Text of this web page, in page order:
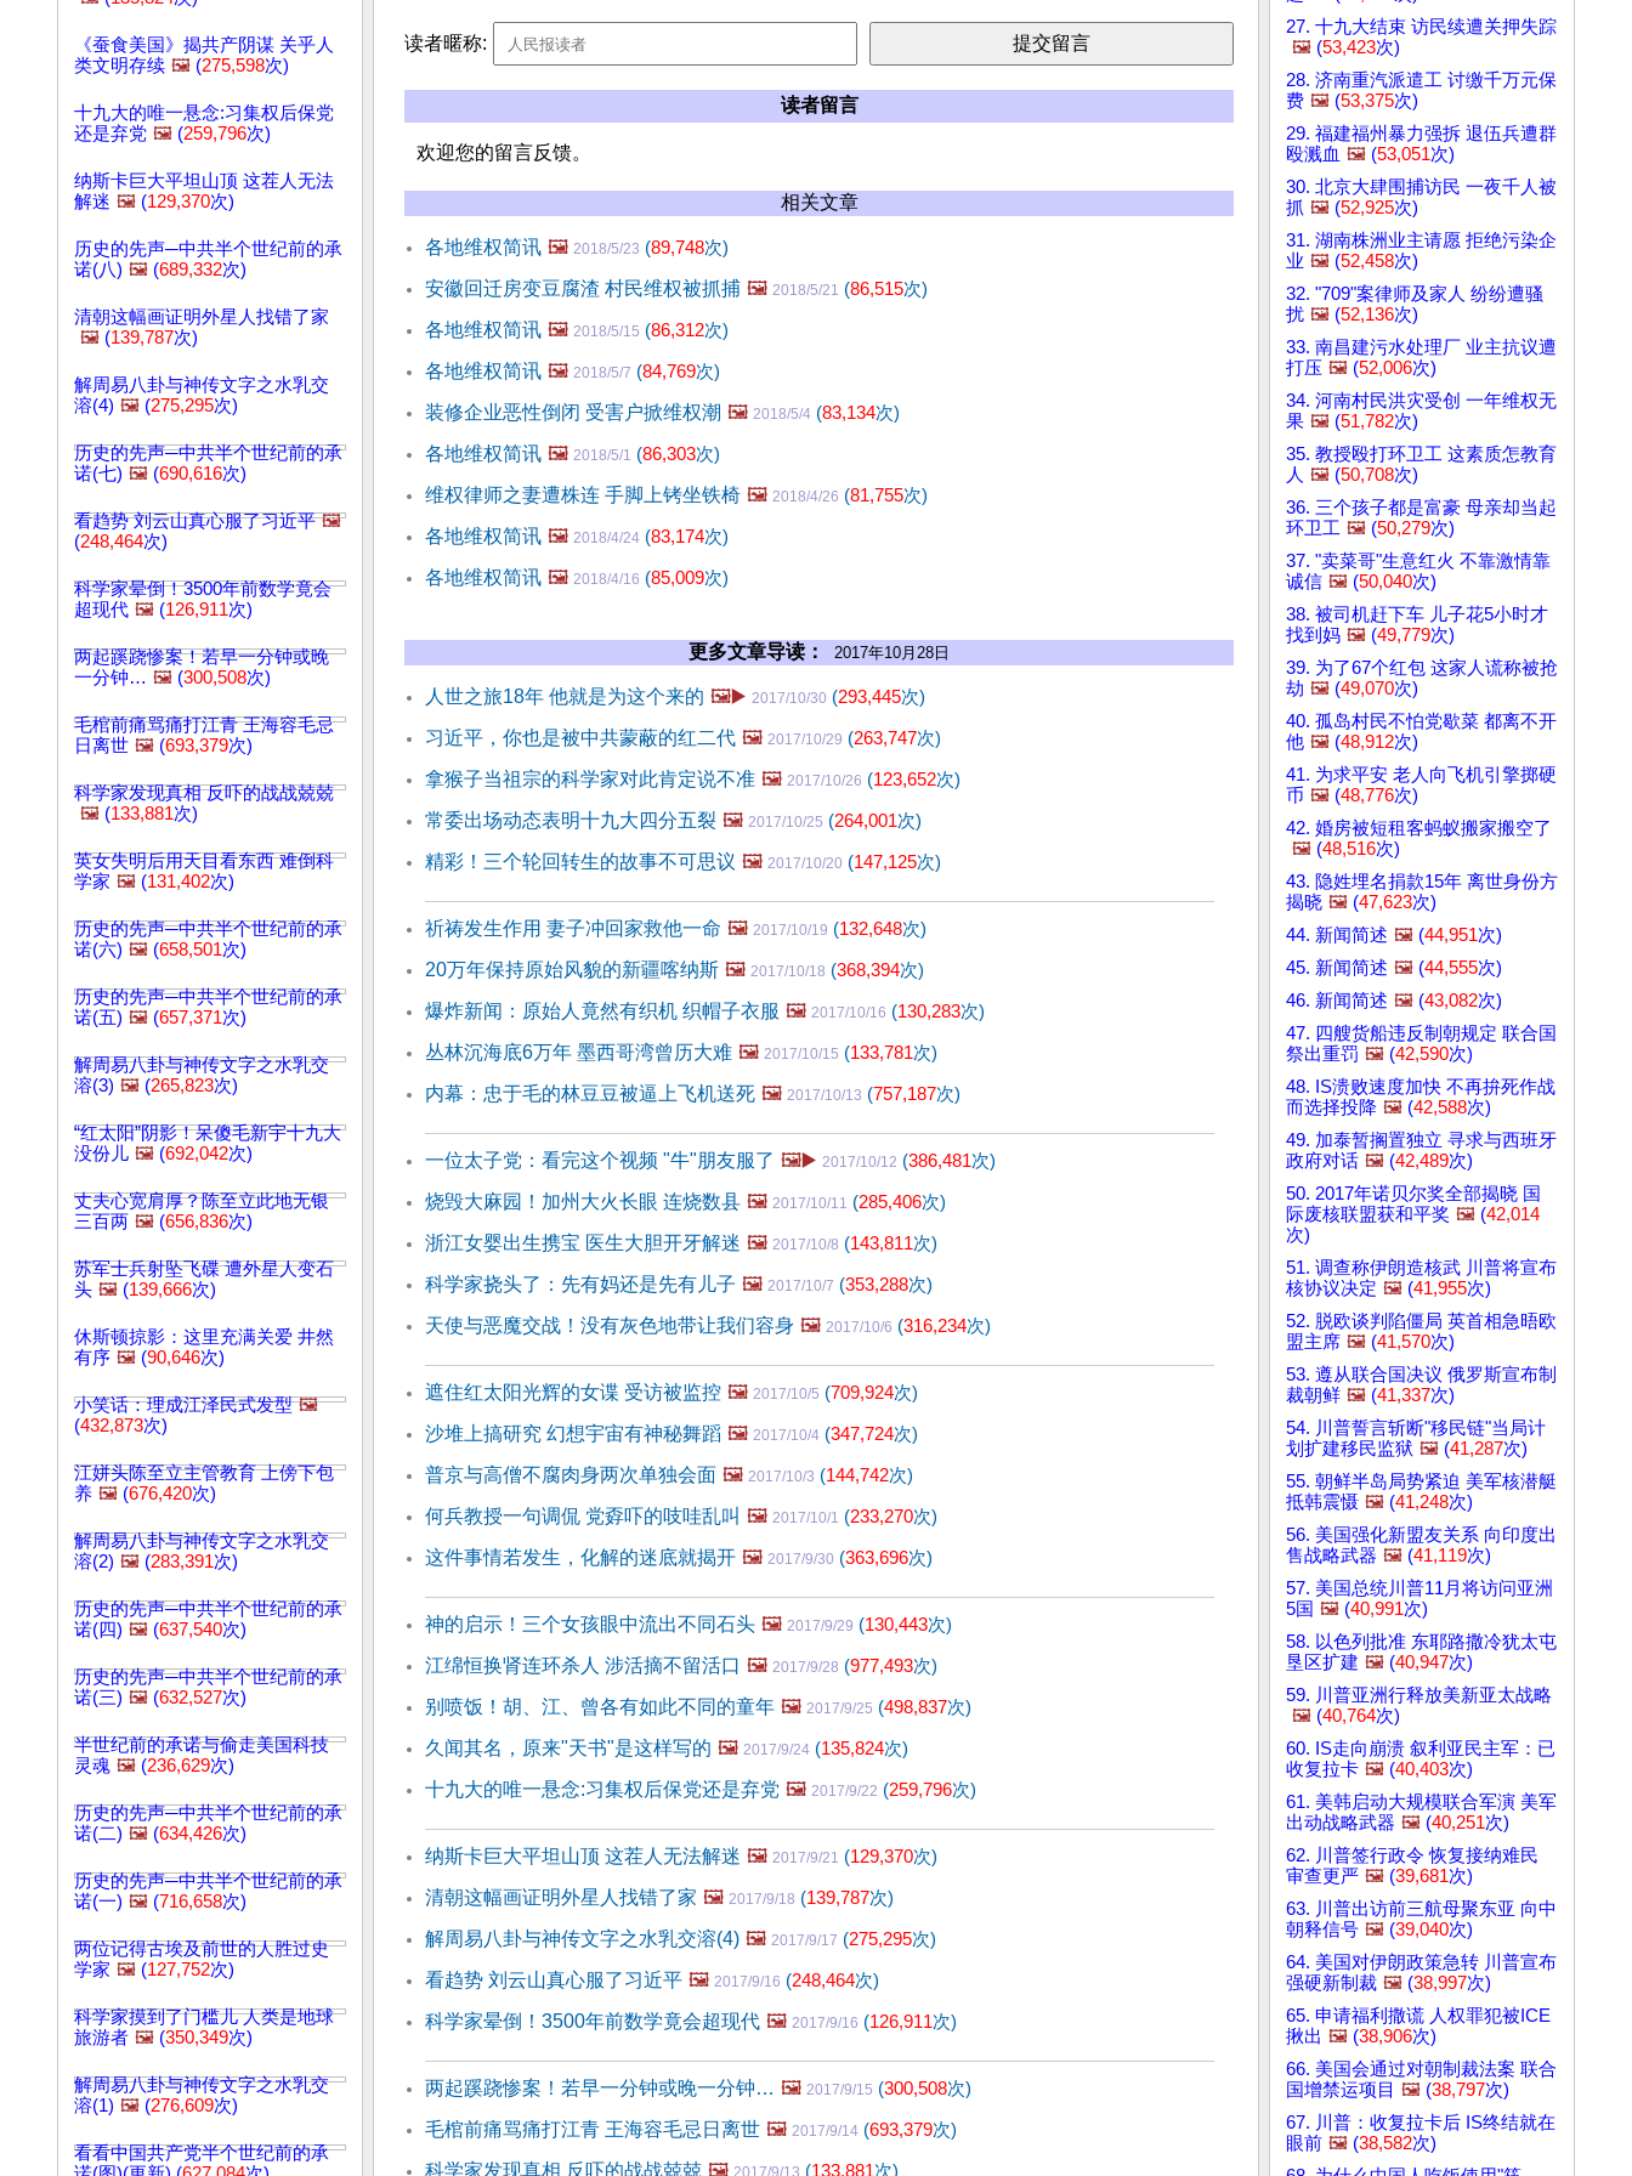
《蚕食美国》揭共产阴谋 关乎人
类文明存续 🖼️ (275,598次)
十九大的唯一悬念:习集权后保党
还是弃党 🖼️ (259,796次)
纳斯卡巨大平坦山顶 这茬人无法
解迷 🖼️ (129,370次)
历史的先声─中共半个世纪前的承
诺(八) 🖼️ (689,332次)
清朝这幅画证明外星人找错了家
🖼️ (139,787次)
解周易八卦与神传文字之水乳交
溶(4) 🖼️ (275,295次)
历史的先声─中共半个世纪前的承
诺(七) 🖼️ (690,616次)
看趋势 刘云山真心服了习近平 🖼️
(248,464次)
科学家晕倒！3500年前数学竟会
超现代 🖼️ (126,911次)
两起蹊跷惨案！若早一分钟或晚
一分钟… 🖼️ (300,508次)
毛棺前痛骂痛打江青 王海容毛忌
日离世 🖼️ (693,379次)
科学家发现真相 反吓的战战兢兢
🖼️ (133,881次)
英女失明后用天目看东西 难倒科
学家 🖼️ (131,402次)
历史的先声─中共半个世纪前的承
诺(六) 🖼️ (658,501次)
历史的先声─中共半个世纪前的承
诺(五) 🖼️ (657,371次)
解周易八卦与神传文字之水乳交
溶(3) 🖼️ (265,823次)
“红太阳”阴影！呆傻毛新宇十九大
没份儿 🖼️ (692,042次)
丈夫心宽肩厚？陈至立此地无银
三百两 🖼️ (656,836次)
苏军士兵射坠飞碟 遭外星人变石
头 🖼️ (139,666次)
休斯顿掠影：这里充满关爱 井然
有序 🖼️ (90,646次)
小笑话：理成江泽民式发型 🖼️
(432,873次)
江姘头陈至立主管教育 上傍下包
养 🖼️ (676,420次)
解周易八卦与神传文字之水乳交
溶(2) 🖼️ (283,391次)
历史的先声─中共半个世纪前的承
诺(四) 🖼️ (637,540次)
历史的先声─中共半个世纪前的承
诺(三) 🖼️ (632,527次)
半世纪前的承诺与偷走美国科技
灵魂 🖼️ (236,629次)
历史的先声─中共半个世纪前的承
诺(二) 🖼️ (634,426次)
历史的先声─中共半个世纪前的承
诺(一) 🖼️ (716,658次)
两位记得古埃及前世的人胜过史
学家 🖼️ (127,752次)
科学家摸到了门槛儿 人类是地球
旅游者 🖼️ (350,349次)
解周易八卦与神传文字之水乳交
溶(1) 🖼️ (276,609次)
看看中国共产党半个世纪前的承
读者暱称:
读者留言
欢迎您的留言反馈。
相关文章
各地维权简讯 🖼️ 2018/5/23 (89,748次)
安徽回迁房变豆腐渣 村民维权被抓捕 🖼️ 2018/5/21 (86,515次)
各地维权简讯 🖼️ 2018/5/15 (86,312次)
各地维权简讯 🖼️ 2018/5/7 (84,769次)
装修企业恶性倒闭 受害户掀维权潮 🖼️ 2018/5/4 (83,134次)
各地维权简讯 🖼️ 2018/5/1 (86,303次)
维权律师之妻遭株连 手脚上铐坐铁椅 🖼️ 2018/4/26 (81,755次)
各地维权简讯 🖼️ 2018/4/24 (83,174次)
各地维权简讯 🖼️ 2018/4/16 (85,009次)
更多文章导读： 2017年10月28日
人世之旅18年 他就是为这个来的 🖼️▶️ 2017/10/30 (293,445次)
习近平，你也是被中共蒙蔽的红二代 🖼️ 2017/10/29 (263,747次)
拿猴子当祖宗的科学家对此肯定说不准 🖼️ 2017/10/26 (123,652次)
常委出场动态表明十九大四分五裂 🖼️ 2017/10/25 (264,001次)
精彩！三个轮回转生的故事不可思议 🖼️ 2017/10/20 (147,125次)
祈祷发生作用 妻子冲回家救他一命 🖼️ 2017/10/19 (132,648次)
20万年保持原始风貌的新疆喀纳斯 🖼️ 2017/10/18 (368,394次)
爆炸新闻：原始人竟然有织机 织帽子衣服 🖼️ 2017/10/16 (130,283次)
丛林沉海底6万年 墨西哥湾曾历大难 🖼️ 2017/10/15 (133,781次)
内幕：忠于毛的林豆豆被逼上飞机送死 🖼️ 2017/10/13 (757,187次)
一位太子党：看完这个视频 "牛"朋友服了 🖼️▶️ 2017/10/12 (386,481次)
烧毁大麻园！加州大火长眼 连烧数县 🖼️ 2017/10/11 (285,406次)
浙江女婴出生携宝 医生大胆开牙解迷 🖼️ 2017/10/8 (143,811次)
科学家挠头了：先有妈还是先有儿子 🖼️ 2017/10/7 (353,288次)
天使与恶魔交战！没有灰色地带让我们容身 🖼️ 2017/10/6 (316,234次)
遮住红太阳光辉的女谍 受访被监控 🖼️ 2017/10/5 (709,924次)
沙堆上搞研究 幻想宇宙有神秘舞蹈 🖼️ 2017/10/4 (347,724次)
普京与高僧不腐肉身两次单独会面 🖼️ 2017/10/3 (144,742次)
何兵教授一句调侃 党孬吓的吱哇乱叫 🖼️ 2017/10/1 (233,270次)
这件事情若发生，化解的迷底就揭开 🖼️ 2017/9/30 (363,696次)
神的启示！三个女孩眼中流出不同石头 🖼️ 2017/9/29 (130,443次)
江绵恒换肾连环杀人 涉活摘不留活口 🖼️ 2017/9/28 (977,493次)
别喷饭！胡、江、曾各有如此不同的童年 🖼️ 2017/9/25 (498,837次)
久闻其名，原来"天书"是这样写的 🖼️ 2017/9/24 (135,824次)
十九大的唯一悬念:习集权后保党还是弃党 🖼️ 2017/9/22 (259,796次)
纳斯卡巨大平坦山顶 这茬人无法解迷 🖼️ 2017/9/21 (129,370次)
清朝这幅画证明外星人找错了家 🖼️ 2017/9/18 (139,787次)
解周易八卦与神传文字之水乳交溶(4) 🖼️ 2017/9/17 (275,295次)
看趋势 刘云山真心服了习近平 🖼️ 2017/9/16 (248,464次)
科学家晕倒！3500年前数学竟会超现代 🖼️ 2017/9/16 (126,911次)
两起蹊跷惨案！若早一分钟或晚一分钟… 🖼️ 2017/9/15 (300,508次)
毛棺前痛骂痛打江青 王海容毛忌日离世 🖼️ 2017/9/14 (693,379次)
科学家发现真相 反吓的战战兢兢 🖼️ 2017/9/13 (133,881次)
27. 十九大结束 访民续遭关押失踪
🖼️ (53,423次)
28. 济南重汽派遣工 讨缴千万元保
费 🖼️ (53,375次)
29. 福建福州暴力强拆 退伍兵遭群
殴溅血 🖼️ (53,051次)
30. 北京大肆围捕访民 一夜千人被
抓 🖼️ (52,925次)
31. 湖南株洲业主请愿 拒绝污染企
业 🖼️ (52,458次)
32. "709"案律师及家人 纷纷遭骚
扰 🖼️ (52,136次)
33. 南昌建污水处理厂 业主抗议遭
打压 🖼️ (52,006次)
34. 河南村民洪灾受创 一年维权无
果 🖼️ (51,782次)
35. 教授殴打环卫工 这素质怎教育
人 🖼️ (50,708次)
36. 三个孩子都是富豪 母亲却当起
环卫工 🖼️ (50,279次)
37. "卖菜哥"生意红火 不靠激情靠
诚信 🖼️ (50,040次)
38. 被司机赶下车 儿子花5小时才
找到妈 🖼️ (49,779次)
39. 为了67个红包 这家人谎称被抢
劫 🖼️ (49,070次)
40. 孤岛村民不怕党歇菜 都离不开
他 🖼️ (48,912次)
41. 为求平安 老人向飞机引擎掷硬
币 🖼️ (48,776次)
42. 婚房被短租客蚂蚁搬家搬空了
🖼️ (48,516次)
43. 隐姓埋名捐款15年 离世身份方
揭晓 🖼️ (47,623次)
44. 新闻简述 🖼️ (44,951次)
45. 新闻简述 🖼️ (44,555次)
46. 新闻简述 🖼️ (43,082次)
47. 四艘货船违反制朝规定 联合国
祭出重罚 🖼️ (42,590次)
48. IS溃败速度加快 不再拚死作战
而选择投降 🖼️ (42,588次)
49. 加泰暂搁置独立 寻求与西班牙
政府对话 🖼️ (42,489次)
50. 2017年诺贝尔奖全部揭晓 国
际废核联盟获和平奖 🖼️ (42,014
次)
51. 调查称伊朗造核武 川普将宣布
核协议决定 🖼️ (41,955次)
52. 脱欧谈判陷僵局 英首相急晤欧
盟主席 🖼️ (41,570次)
53. 遵从联合国决议 俄罗斯宣布制
裁朝鲜 🖼️ (41,337次)
54. 川普誓言斩断"移民链"当局计
划扩建移民监狱 🖼️ (41,287次)
55. 朝鲜半岛局势紧迫 美军核潜艇
抵韩震慑 🖼️ (41,248次)
56. 美国强化新盟友关系 向印度出
售战略武器 🖼️ (41,119次)
57. 美国总统川普11月将访问亚洲
5国 🖼️ (40,991次)
58. 以色列批准 东耶路撒冷犹太屯
垦区扩建 🖼️ (40,947次)
59. 川普亚洲行释放美新亚太战略
🖼️ (40,764次)
60. IS走向崩溃 叙利亚民主军：已
收复拉卡 🖼️ (40,403次)
61. 美韩启动大规模联合军演 美军
出动战略武器 🖼️ (40,251次)
62. 川普签行政令 恢复接纳难民
审查更严 🖼️ (39,681次)
63. 川普出访前三航母聚东亚 向中
朝释信号 🖼️ (39,040次)
64. 美国对伊朗政策急转 川普宣布
强硬新制裁 🖼️ (38,997次)
65. 申请福利撒谎 人权罪犯被ICE
揪出 🖼️ (38,906次)
66. 美国会通过对朝制裁法案 联合
国增禁运项目 🖼️ (38,797次)
67. 川普：收复拉卡后 IS终结就在
眼前 🖼️ (38,582次)